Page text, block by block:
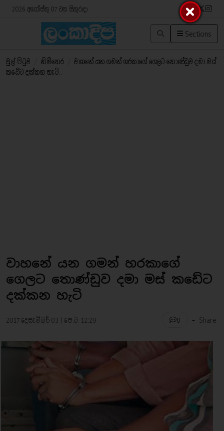
2026 අගෝස්තු 07 වන සිකුරාදා
Sections
මුල් පිටුව නිම්තෙර
වාහනේ යන ගමන් හරකාගේ ගෙලට තොණ්ඩුව දමා මස්
කඩේට දක්කන හැටි..
වාහනේ යන ගමන් හරකාගේ
ගෙලට තොණ්ඩුව දමා මස් කඩේට
දක්කන හැටි
2017 දෙසැම්බර් 03 | පෙ.ව. 12:29 0 - Share